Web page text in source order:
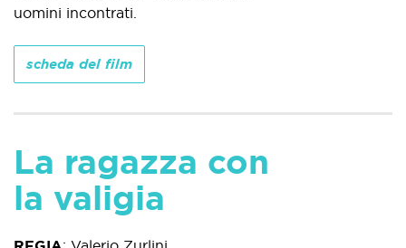
uomini incontrati.
scheda del film
La ragazza con
la valigia